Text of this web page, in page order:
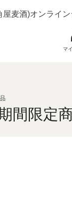
屋麦酒)オンライ
マ
間限定